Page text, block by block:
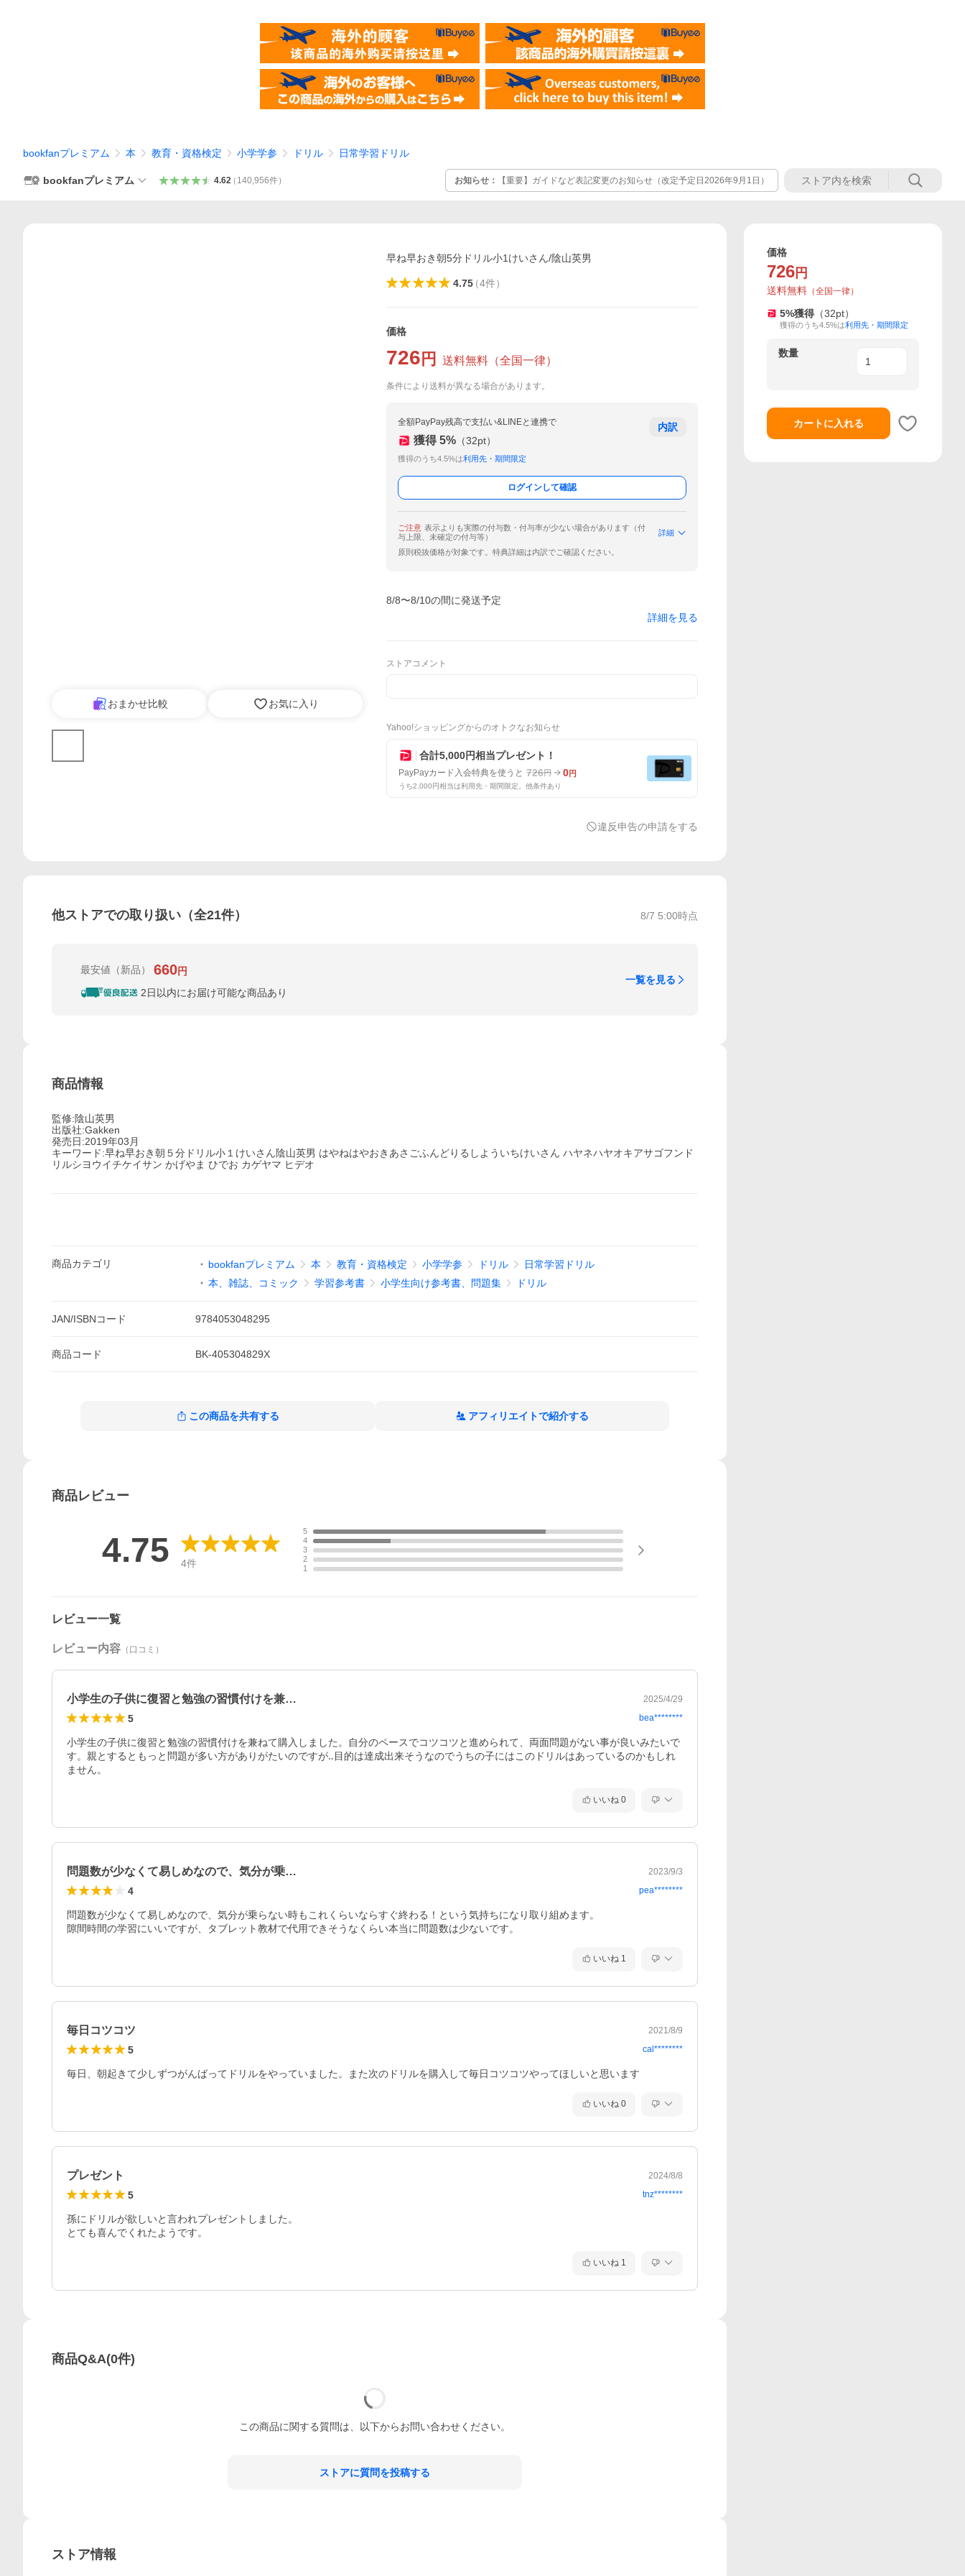
bookfanプレミアム 本 教育・資格検定 小学学参 ドリル 日常学習ドリル
bookfanプレミアム 4.62（ 140,956件） お知らせ： 【重要】ガイドなど表記変更のお知らせ（改定予定日2026年9月1日）
おまかせ比較 お気に入り
早ね早おき朝5分ドリル小1けいさん/陰山英男
4.75（4件）
価格
726 円 送料無料 （全国一律）
条件により送料が異なる場合があります。
全額PayPay残高で支払い&LINEと連携で
獲得 5% （32pt）
獲得のうち4.5%は利用先・期間限定
内訳
ログインして確認
ご注意 表示よりも実際の付与数・付与率が少ない場合があります（付
与上限、未確定の付与等）
詳細
原則税抜価格が対象です。特典詳細は内訳でご確認ください。
8/8〜8/10の間に発送予定
詳細を見る
ストアコメント
Yahoo!ショッピングからのオトクなお知らせ
合計5,000円相当プレゼント！
PayPayカード入会特典を使うと 726円 0円
うち2,000円相当は利用先・期間限定。他条件あり
違反申告の申請をする
他ストアでの取り扱い（全21件） 8/7 5:00時点
最安値 （新品） 660円
2日以内にお届け可能な商品あり
一覧を見る
商品情報
監修:陰山英男
出版社:Gakken
発売日:2019年03月
キーワード:早ね早おき朝５分ドリル小１けいさん陰山英男 はやねはやおきあさごふんどりるしよういちけいさん ハヤネハヤオキアサゴフンド
リルシヨウイチケイサン かげやま ひでお カゲヤマ ヒデオ
商品カテゴリ bookfanプレミアム 本 教育・資格検定 小学学参 ドリル
日常学習ドリル
本、雑誌、コミック
学習参考書 小学生向け参考書、問題集 ドリル
JAN/ISBNコード 9784053048295
商品コード BK-405304829X
この商品を共有する アフィリエイトで紹介する
商品レビュー
4.75 4件
5
4
3
2
1
レビュー一覧
レビュー内容 （口コミ）
小学生の子供に復習と勉強の習慣付けを兼… 2025/4/29
5 bea********
小学生の子供に復習と勉強の習慣付けを兼ねて購入しました。自分のペースでコツコツと進められて、両面問題がない事が良いみたいで
す。親とするともっと問題が多い方がありがたいのですが‥目的は達成出来そうなのでうちの子にはこのドリルはあっているのかもしれ
ません。
いいね 0
問題数が少なくて易しめなので、気分が乗… 2023/9/3
4 pea********
問題数が少なくて易しめなので、気分が乗らない時もこれくらいならすぐ終わる！という気持ちになり取り組めます。
隙間時間の学習にいいですが、タブレット教材で代用できそうなくらい本当に問題数は少ないです。
いいね 1
毎日コツコツ 2021/8/9
5 cal********
毎日、朝起きて少しずつがんばってドリルをやっていました。また次のドリルを購入して毎日コツコツやってほしいと思います
いいね 0
プレゼント 2024/8/8
5 tnz********
孫にドリルが欲しいと言われプレゼントしました。
とても喜んでくれたようです。
いいね 1
商品Q&A(0件)
この商品に関する質問は、以下からお問い合わせください。
ストアに質問を投稿する
ストア情報
価格
726 円
送料無料 （全国一律）
5%獲得 （32pt）
獲得のうち4.5%は利用先・期間限定
数量
カートに入れる